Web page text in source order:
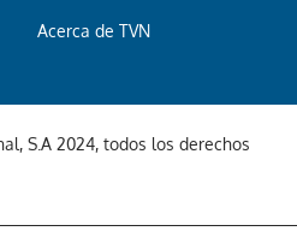
Acerca de TVN
S.A 2024, todos los derechos